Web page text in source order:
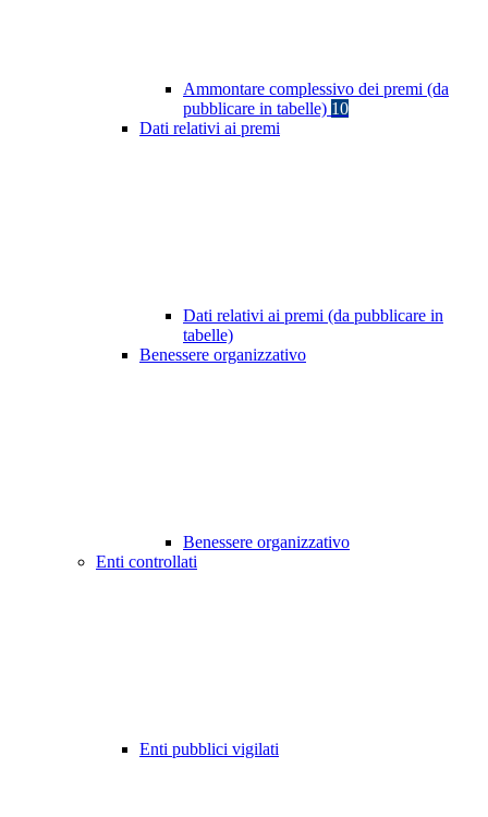
Ammontare complessivo dei premi (da
pubblicare in tabelle) 10
Dati relativi ai premi
Dati relativi ai premi (da pubblicare in
tabelle)
Benessere organizzativo
Benessere organizzativo
Enti controllati
Enti pubblici vigilati